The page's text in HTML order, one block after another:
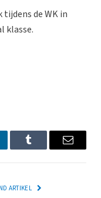
de WK in
klasse.
Tumblr Email
ARTIKEL